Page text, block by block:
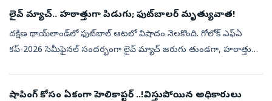
లైవ్ మ్యాచ్‌.. హఠాత్తుగా పిడుగు; ఫుట్‌బాల‌ర్‌ మృత్యువాత!
ద‌క్షిణ థాయ్‌లాండ్‌లో ఫుట్‌బాల్ ఆట‌లో విషాదం నెల‌కొంది. గోలోక్ ఎఫ్ఏ
క‌ప్-2026 సెమీఫైన‌ల్ సంద‌ర్భంగా లైవ్ మ్యాచ్ జ‌రుగు తుండ‌గా, హ‌ఠాత్తుగా
షాపింగ్‌ కోసం ఏకంగా హెలికాప్టర్‌ ..!విస్తుపోయిన అధికారులు